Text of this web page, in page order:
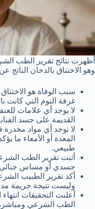
أظهرت نتائج تقرير الطب
وهو الاختناق بالدخان الناتج
سبب الوفاة هو
غرفة النوم التي كانت
لا يوجد أي علامات
القديمة على جسد
لا توجد أي مواد
المعدة أو الأمعاء ما
طبيعي.
أثبت تقرير الطب
جسدي أو مساس جنائي
أكد تقرير الطبيب
وليست نتيجة جريمة
أعلنت التحقيقات
الطب الشرعي ومباشرة